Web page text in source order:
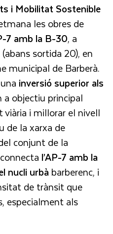
i Mobilitat Sostenible
les obres de
7 amb la B-30, a
sortida 20), en
municipal de Barberà.
inversió superior als
a objectiu principal
i millorar el nivell
de la xarxa de
conjunt de la
l’AP-7 amb la
nucli urbàbarberenc, i
de trànsit que
especialment als